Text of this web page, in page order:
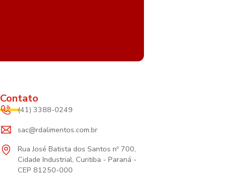
Contato
(41) 3388-0249
sac@rdalimentos.com.br
Rua José Batista dos Santos nº 700,
Cidade Industrial, Curitiba - Paraná -
CEP 81250-000